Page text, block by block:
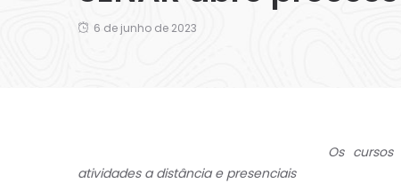
6 de junho de 2023
Os
atividades a distância e presenciais